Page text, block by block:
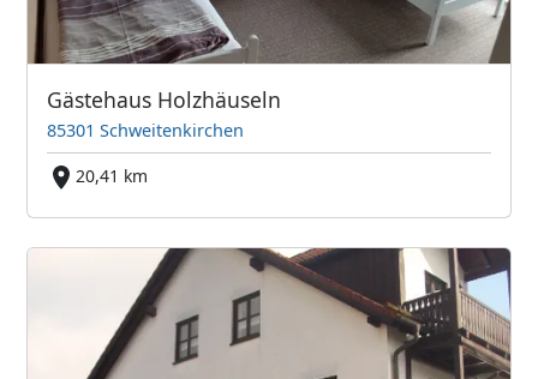
Gästehaus Holzhäuseln
85301 Schweitenkirchen
20,41 km